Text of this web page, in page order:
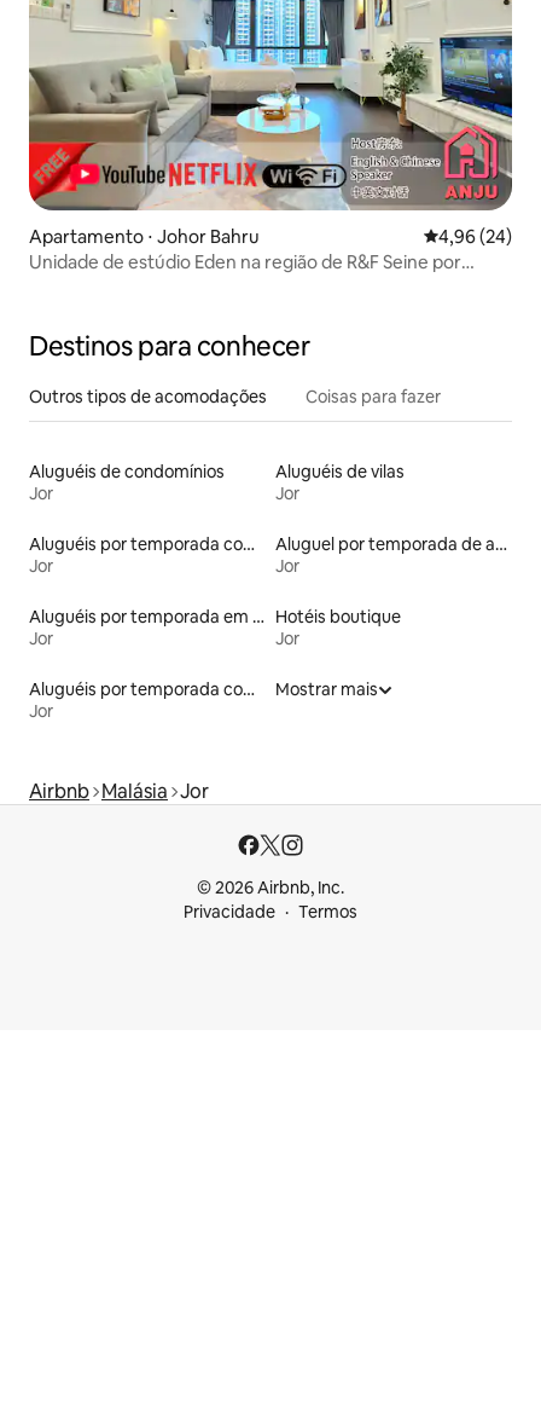
Apartamento ⋅ Johor Bahru 4,96 de uma
4,96 (24)
Unidade de estúdio Eden na região de R&F Seine por
Destinos para conhecer
Outros tipos de acomodações Coisas para fazer
Aluguéis de condomínios
Jor
Aluguéis de vilas
Jor
Aluguéis por temporada com café da manhã
Jor
Aluguel por temporada de apart-hotéis
Jor
Aluguéis por temporada em albergue
Jor
Hotéis boutique
Jor
Aluguéis por temporada com sauna
Jor
Mostrar mais
Airbnb Malásia Jor
© 2026 Airbnb, Inc.
Privacidade
Termos